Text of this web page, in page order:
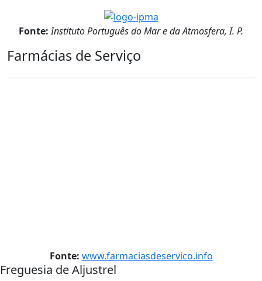
Fonte: Instituto Português do Mar e da Atmosfera, I. P.
Farmácias de Serviço
Fonte: www.farmaciasdeservico.info
Freguesia de Aljustrel